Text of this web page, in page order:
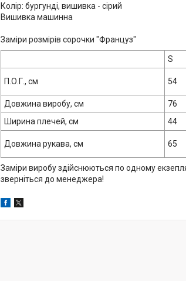
Колір: бургунді, вишивка - сірий
Вишивка машинна
Заміри розмірів сорочки "Француз"
S
П.О.Г., см 54
Довжина виробу, см 76
Ширина плечей, см
44
Довжина рукава, см 65
Заміри виробу здійснюються по одному
зверніться до менеджера!